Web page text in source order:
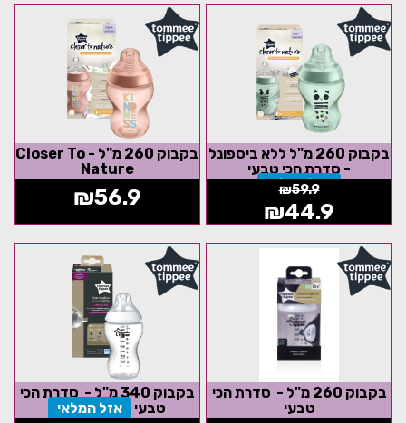
בקבוק 260 מ"ל ללא ביספונל
- סדרת הכי טבעי
אזל המלאי
₪59.9
₪44.9
בקבוק 260 מ"ל - Closer To
Nature
₪56.9
בקבוק 260 מ"ל - סדרת הכי
טבעי
בקבוק 340 מ"ל - סדרת הכי
טבעי
אזל המלאי